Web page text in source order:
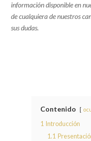
información disponible en
de cualquiera de nuestros
sus dudas.
Contenido
1 Introducción
1.1